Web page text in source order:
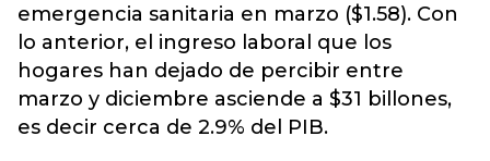
emergencia sanitaria en marzo ($1.58). Con
lo anterior, el ingreso laboral que los
hogares han dejado de percibir entre
marzo y diciembre asciende a $31 billones,
es decir cerca de 2.9% del PIB.